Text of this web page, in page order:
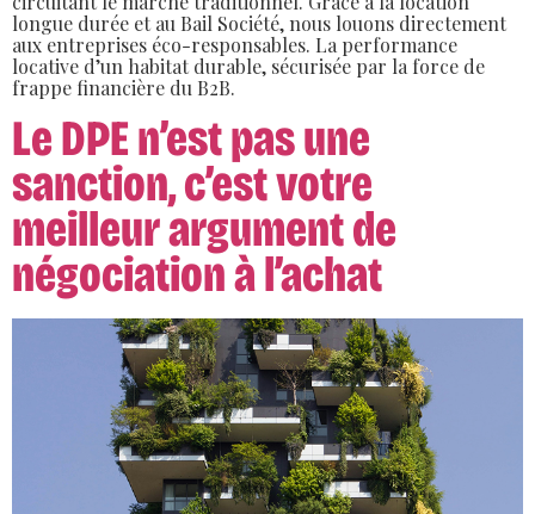
longue durée et au Bail Société, nous louons directement
aux entreprises éco-responsables. La performance
locative d’un habitat durable, sécurisée par la force de
frappe financière du B2B.
Le DPE n’est pas une
sanction, c’est votre
meilleur argument de
négociation à l’achat